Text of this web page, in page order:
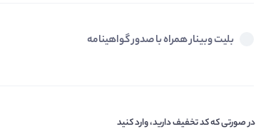
بلیت وبینار همراه با صدور گواهینامه
در صورتی که کد تخفیف دارید، وارد کنید